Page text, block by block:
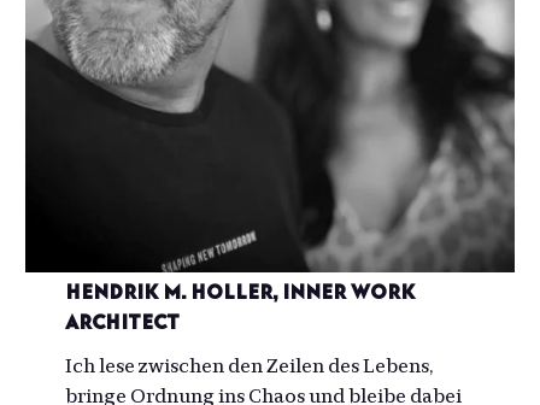
Hendrik M. Holler, Inner Work
Architect
Ich lese zwischen den Zeilen des Lebens,
bringe Ordnung ins Chaos und bleibe dabei